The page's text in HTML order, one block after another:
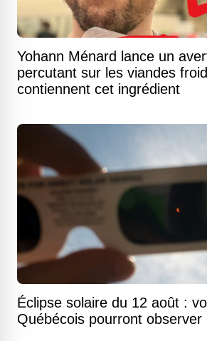
Yohann Ménard lance un
percutant sur les viandes
contiennent cet ingrédient
Éclipse solaire du 12 août :
Québécois pourront observer